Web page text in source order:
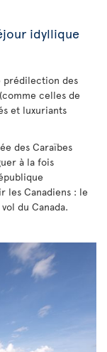
idyllique
prédilection des
celles de
et luxuriants
des Caraïbes
à la fois
les Canadiens : le
du Canada.